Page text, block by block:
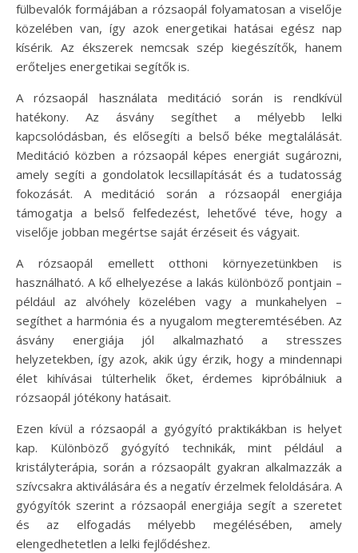
fülbevalók formájában a rózsaopál folyamatosan a viselője
közelében van, így azok energetikai hatásai egész nap
kísérik. Az ékszerek nemcsak szép kiegészítők, hanem
erőteljes energetikai segítők is.
A rózsaopál használata meditáció során is rendkívül
hatékony. Az ásvány segíthet a mélyebb lelki
kapcsolódásban, és elősegíti a belső béke megtalálását.
Meditáció közben a rózsaopál képes energiát sugározni,
amely segíti a gondolatok lecsillapítását és a tudatosság
fokozását. A meditáció során a rózsaopál energiája
támogatja a belső felfedezést, lehetővé téve, hogy a
viselője jobban megértse saját érzéseit és vágyait.
A rózsaopál emellett otthoni környezetünkben is
használható. A kő elhelyezése a lakás különböző pontjain –
például az alvóhely közelében vagy a munkahelyen –
segíthet a harmónia és a nyugalom megteremtésében. Az
ásvány energiája jól alkalmazható a stresszes
helyzetekben, így azok, akik úgy érzik, hogy a mindennapi
élet kihívásai túlterhelik őket, érdemes kipróbálniuk a
rózsaopál jótékony hatásait.
Ezen kívül a rózsaopál a gyógyító praktikákban is helyet
kap. Különböző gyógyító technikák, mint például a
kristályterápia, során a rózsaopált gyakran alkalmazzák a
szívcsakra aktiválására és a negatív érzelmek feloldására. A
gyógyítók szerint a rózsaopál energiája segít a szeretet
és az elfogadás mélyebb megélésében, amely
elengedhetetlen a lelki fejlődéshez.